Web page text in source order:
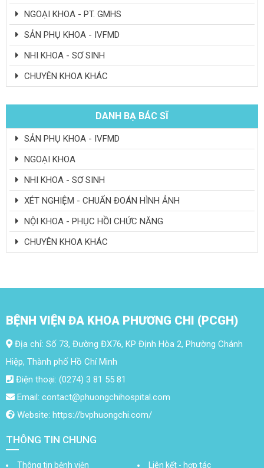
NGOẠI KHOA - PT. GMHS
SẢN PHỤ KHOA - IVFMD
NHI KHOA - SƠ SINH
CHUYÊN KHOA KHÁC
DANH BẠ BÁC SĨ
SẢN PHỤ KHOA - IVFMD
NGOẠI KHOA
NHI KHOA - SƠ SINH
XÉT NGHIỆM - CHUẨN ĐOÁN HÌNH ẢNH
NỘI KHOA - PHỤC HỒI CHỨC NĂNG
CHUYÊN KHOA KHÁC
BỆNH VIỆN ĐA KHOA PHƯƠNG CHI (PCGH)
Địa chỉ: Số 73, Đường ĐX76, KP Định Hòa 2, Phường Chánh
Hiệp, Thành phố Hồ Chí Minh
Điện thoại: (0274) 3 81 55 81
Email: contact@phuongchihospital.com
Website: https://bvphuongchi.com/
THÔNG TIN CHUNG
Thông tin bệnh viện Liên kết - hợp tác